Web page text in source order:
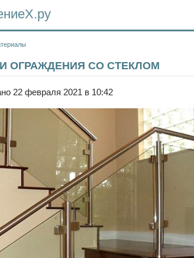
ОГРАЖДЕНИЯ СО СТЕКЛОМ
22 февраля 2021 в 10:42